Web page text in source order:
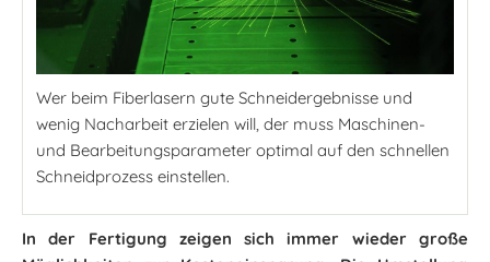
Wer beim Fiberlasern gute Schneidergebnisse und
wenig Nacharbeit erzielen will, der muss Maschinen-
und Bearbeitungsparameter optimal auf den schnellen
Schneidprozess einstellen.
In der Fertigung zeigen sich immer wieder große